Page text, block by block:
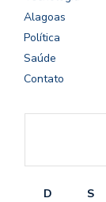
Alagoas
Política
Saúde
Contato
D S